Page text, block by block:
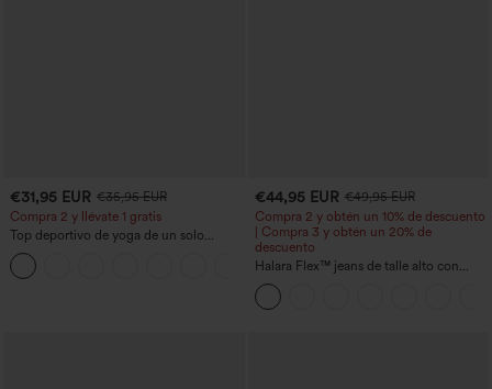
€31,95 EUR €35,95 EUR
Compra 2 y llévate 1 gratis
Top deportivo de yoga de un solo
hombro, manga larga con agujero para
el pulgar, dobladillo curvo estilo high-
low (frente más corto, espalda más
+3
€44,95 EUR €49,95 EUR
Compra 2 y obtén un 10% de descuento
| Compra 3 y obtén un 20% de
descuento
Halara Flex™ jeans de talle alto con
bolsillos, dobladillo enrollado, pierna
ancha y efecto lavado, estilo casual